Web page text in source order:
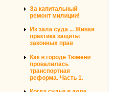
За капитальный
ремонт милиции!
Из зала суда ... Живая
практика защиты
законных прав
Как в городе Тюмени
провалилась
транспортная
реформа. Часть 1.